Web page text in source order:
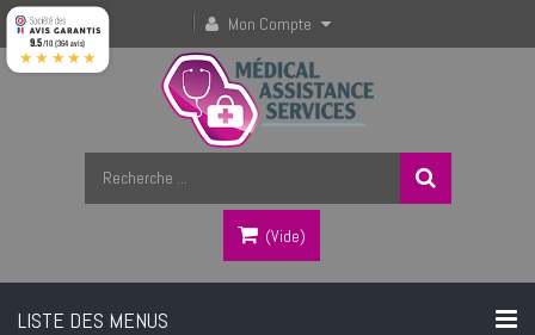
Mon Compte
(vide)
LISTE DES MENUS
9.5/10 (364 avis)
★★★★★